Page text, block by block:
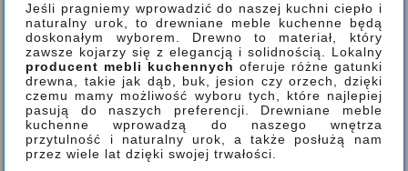
Jeśli pragniemy wprowadzić do naszej kuchni ciepło i
naturalny urok, to drewniane meble kuchenne będą
doskonałym wyborem. Drewno to materiał, który
zawsze kojarzy się z elegancją i solidnością. Lokalny
producent mebli kuchennych oferuje różne gatunki
drewna, takie jak dąb, buk, jesion czy orzech, dzięki
czemu mamy możliwość wyboru tych, które najlepiej
pasują do naszych preferencji. Drewniane meble
kuchenne wprowadzą do naszego wnętrza
przytulność i naturalny urok, a także posłużą nam
przez wiele lat dzięki swojej trwałości.